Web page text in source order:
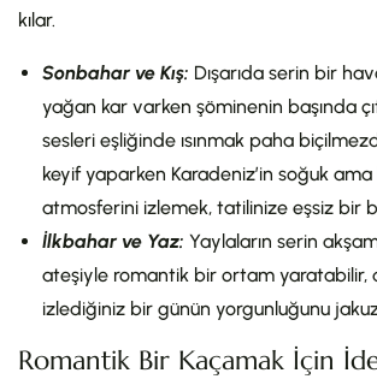
kılar.
Sonbahar ve Kış: Dışarıda serin bir
yağan kar varken şöminenin başında
sesleri eşliğinde ısınmak paha
keyif yaparken Karadeniz’in soğuk ama
atmosferini izlemek, tatilinize eşsiz bir
İlkbahar ve Yaz: Yaylaların serin
ateşiyle romantik bir ortam yaratabilir,
izlediğiniz bir günün yorgunluğunu
Romantik Bir Kaçamak İçin